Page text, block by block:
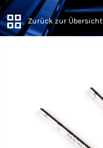
Zurück zur Übersicht